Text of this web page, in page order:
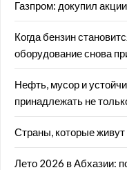
Газпром: докупил
Когда бензин
оборудование снова
Нефть, мусор и
принадлежать не
Страны, которые живут
Лето 2026 в Абхазии: